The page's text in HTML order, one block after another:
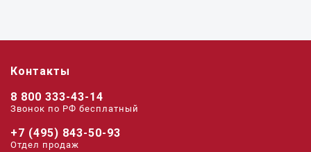
Контакты
8 800 333-43-14
Звонок по РФ беcплатный
+7 (495) 843-50-93
Отдел продаж